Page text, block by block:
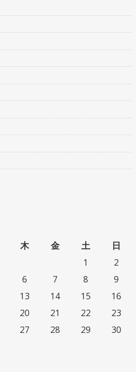
木 金 土
日
1
2
6 7 8
9
13 14 15
16
20 21 22
23
27 28 29
30